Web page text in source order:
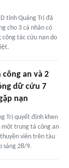
tỉnh Quảng Trị đã
cho 3 cá nhân có
tác cứu nạn do
công an và 2
dữ cứu 7
nạn
Trị quyết định khen
trung tá công an
viên trên tàu
sáng 28/9.